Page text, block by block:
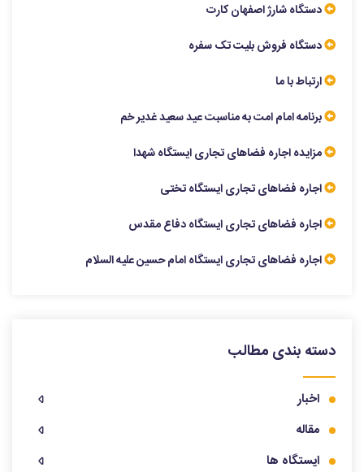
دستگاه شارژ اصفهان کارت
دستگاه فروش بلیت تک سفره
ارتباط با ما
برنامه امام امت به مناسبت عید سعید غدیر خم
مزایده اجاره فضاهای تجاری ایستگاه شهدا
اجاره فضاهای تجاری ایستگاه تختی
اجاره فضاهای تجاری ایستگاه دفاع مقدس
اجاره فضاهای تجاری ایستگاه امام حسین علیه السلام
دسته بندی مطالب
اخبار
مقاله
ایستگاه ها